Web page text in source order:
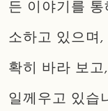
든 이야기를
소하고 있으며
확히 바라 보
일께우고 있습